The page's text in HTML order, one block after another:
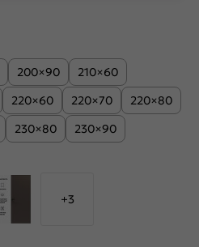
200×90
210×60
220×60 220×70
220×80
230×80
230×90
+3